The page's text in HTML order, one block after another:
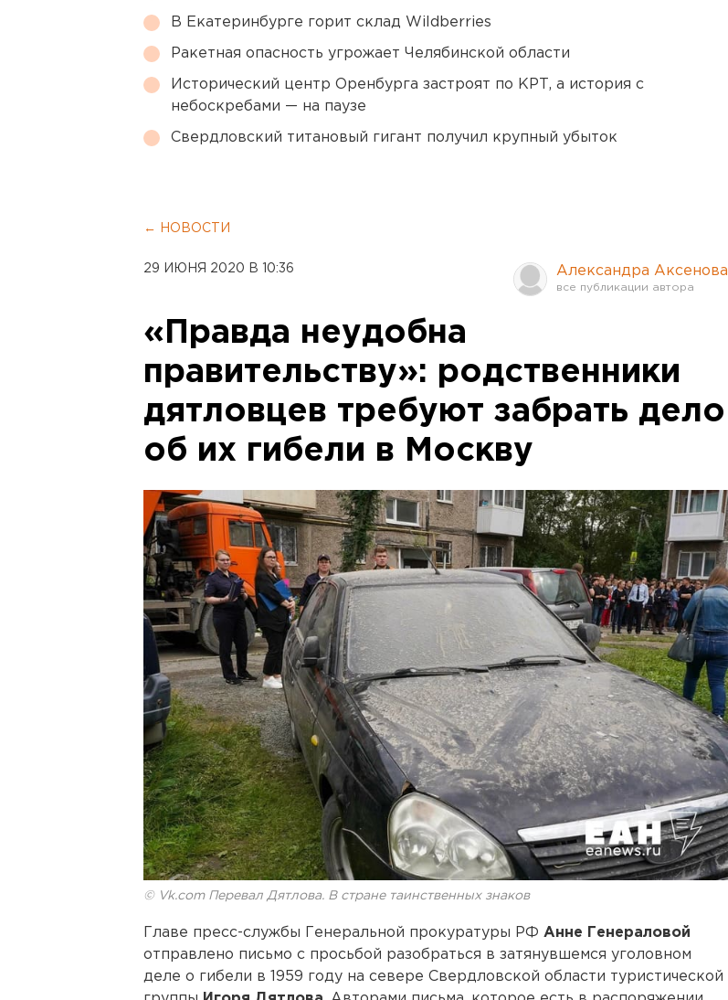
В Екатеринбурге горит склад Wildberries
Ракетная опасность угрожает Челябинской области
Исторический центр Оренбурга застроят по КРТ, а история с
небоскребами — на паузе
Свердловский титановый гигант получил крупный убыток
← НОВОСТИ
29 ИЮНЯ 2020 В 10:36 Александра Аксенова
«Правда неудобна
правительству»: родственники
дятловцев требуют забрать дело
об их гибели в Москву
© Vk.com Перевал Дятлова. В стране таинственных знаков
Главе пресс-службы Генеральной прокуратуры РФ Анне Генераловой
отправлено письмо с просьбой разобраться в затянувшемся уголовном
деле о гибели в 1959 году на севере Свердловской области туристической